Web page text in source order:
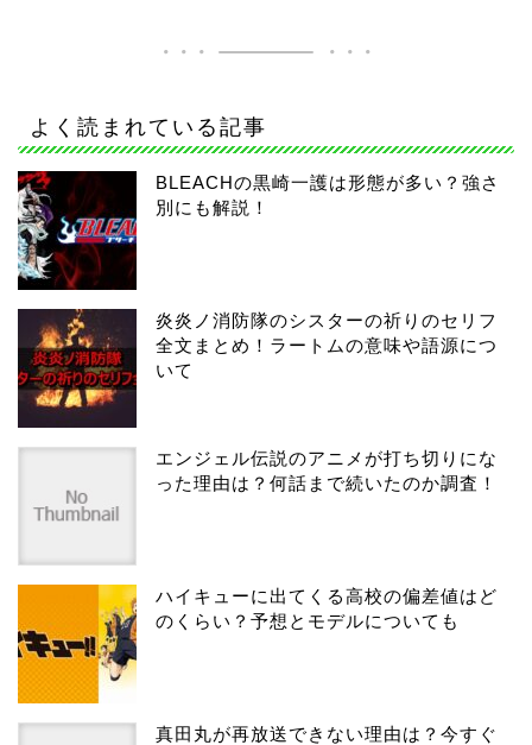
よく読まれている記事
BLEACHの黒崎一護は形態が多い？強さ
別にも解説！
炎炎ノ消防隊のシスターの祈りのセリフ
全文まとめ！ラートムの意味や語源につ
いて
エンジェル伝説のアニメが打ち切りにな
った理由は？何話まで続いたのか調査！
ハイキューに出てくる高校の偏差値はど
のくらい？予想とモデルについても
真田丸が再放送できない理由は？今すぐ